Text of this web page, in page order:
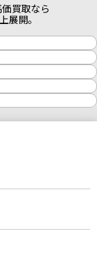
買取なら
展開。